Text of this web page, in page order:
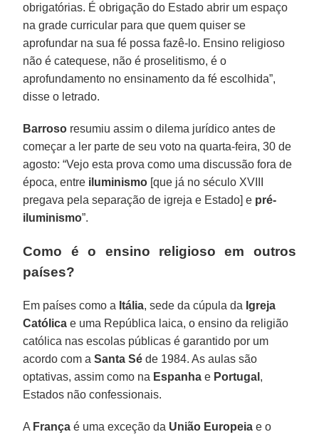
obrigatórias. É obrigação do Estado abrir um espaço
na grade curricular para que quem quiser se
aprofundar na sua fé possa fazê-lo. Ensino religioso
não é catequese, não é proselitismo, é o
aprofundamento no ensinamento da fé escolhida”,
disse o letrado.
Barroso resumiu assim o dilema jurídico antes de
começar a ler parte de seu voto na quarta-feira, 30 de
agosto: “Vejo esta prova como uma discussão fora de
época, entre iluminismo [que já no século XVIII
pregava pela separação de igreja e Estado] e pré-
iluminismo”.
Como é o ensino religioso em outros
países?
Em países como a Itália, sede da cúpula da Igreja
Católica e uma República laica, o ensino da religião
católica nas escolas públicas é garantido por um
acordo com aSanta Sé de 1984. As aulas são
optativas, assim como na Espanha e Portugal ,
Estados não confessionais.
A França é uma exceção da União Europeia e o